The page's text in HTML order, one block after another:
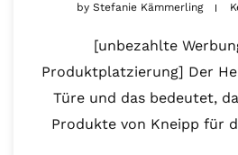
byStefanie Kämmerling
[unbezahlte
Produktplatzierung] Der
Türe und das bedeutet,
Produkte von Kneipp für